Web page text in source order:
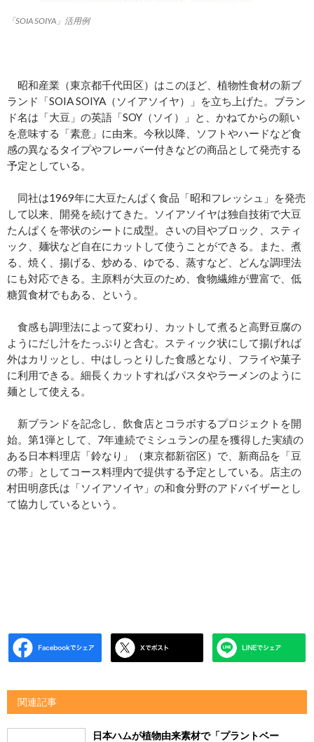
「SOIA SOIYA」活用例
昭和産業（東京都千代田区）はこのほど、植物性食材の新ブ
ランド「SOIA SOIYA（ソイアソイヤ）」を立ち上げた。ブラン
ド名は「大豆」の英語「SOY（ソイ）」と、かねてからの願い
を意味する「素意」に由来。今秋以降、ソフトやハードなど食
感の異なるタイプやフレーバー付きなどの商品として発売する
予定としている。
同社は1969年に大豆たんぱく食品「昭和フレッシュ」を発売
して以来、開発を続けてきた。ソイアソイヤは独自技術で大豆
たんぱくを帯状のシートに成型。さいの目やブロック、スティ
ック、麺状など自在にカットして使うことができる。また、煮
る、焼く、揚げる、炒める、ゆでる、蒸すなど、どんな調理法
にも対応できる。主原料が大豆のため、食物繊維が豊富で、低
糖質食材でもある、という。
食感も調理法によって変わり、カットして煮ると高野豆腐の
ようにだし汁をたっぷりと含む。スティック状にして揚げれば
外はカリッとし、中はしっとりした食感となり、フライや菓子
に利用できる。細長くカットすればパスタやラーメンのように
麺として使える。
新ブランドを記念し、飲食店とコラボするプロジェクトを開
始。第1弾として、7年連続でミシュランの星を獲得した実績の
ある日本料理店「鈴なり」（東京都新宿区）で、新商品を「豆
の帯」としてコース料理内で提供する予定としている。店主の
村田明彦氏は「ソイアソイヤ」の和食分野のアドバイザーとし
て協力しているという。
関連記事
日本ハムが植物由来素材で「プラントベー